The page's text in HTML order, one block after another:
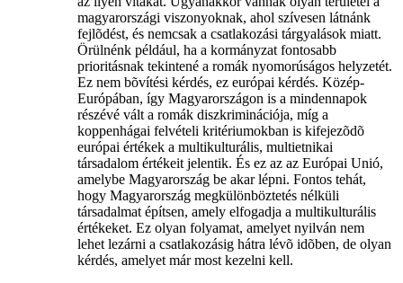
magyarországi viszonyoknak, ahol szívesen látnánk
fejlõdést, és nemcsak a csatlakozási tárgyalások miatt.
Örülnénk például, ha a kormányzat fontosabb
prioritásnak tekintené a romák nyomorúságos helyzetét.
Ez nem bõvítési kérdés, ez európai kérdés. Közép-
Európában, így Magyarországon is a mindennapok
részévé vált a romák diszkriminációja, míg a
koppenhágai felvételi kritériumokban is kifejezõdõ
európai értékek a multikulturális, multietnikai
társadalom értékeit jelentik. És ez az az Európai Unió,
amelybe Magyarország be akar lépni. Fontos tehát,
hogy Magyarország megkülönböztetés nélküli
társadalmat építsen, amely elfogadja a multikulturális
értékeket. Ez olyan folyamat, amelyet nyilván nem
lehet lezárni a csatlakozásig hátra lévõ idõben, de olyan
kérdés, amelyet már most kezelni kell.